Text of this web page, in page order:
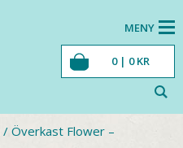
MENY
0 | 0KR
/ Överkast Flower –